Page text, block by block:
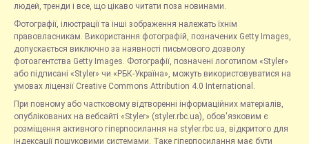
людей, тренди і все, що цікаво читати поза новинами.
Фотографії, ілюстрації та інші зображення належать їхнім
правовласникам. Використання фотографій, позначених Getty Images,
допускається виключно за наявності письмового дозволу
фотоагентства Getty Images. Фотографії, позначені логотипом «Styler»
або підписані «Styler» чи «РБК-Україна», можуть використовуватися на
умовах ліцензії Creative Commons Attribution 4.0 International.
При повному або частковому відтворенні інформаційних матеріалів,
опублікованих на вебсайті «Styler» (styler.rbc.ua), обов'язковим є
розміщення активного гіперпосилання на styler.rbc.ua, відкритого для
індексації пошуковими системами. Таке гіперпосилання має бути